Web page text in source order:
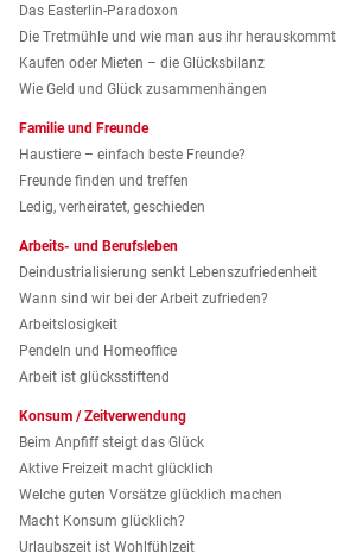
Das Easterlin-Paradoxon
Die Tretmühle und wie man aus ihr herauskommt
Kaufen oder Mieten – die Glücksbilanz
Wie Geld und Glück zusammenhängen
Familie und Freunde
Haustiere – einfach beste Freunde?
Freunde finden und treffen
Ledig, verheiratet, geschieden
Arbeits- und Berufsleben
Deindustrialisierung senkt Lebenszufriedenheit
Wann sind wir bei der Arbeit zufrieden?
Arbeitslosigkeit
Pendeln und Homeoffice
Arbeit ist glücksstiftend
Konsum / Zeitverwendung
Beim Anpfiff steigt das Glück
Aktive Freizeit macht glücklich
Welche guten Vorsätze glücklich machen
Macht Konsum glücklich?
Urlaubszeit ist Wohlfühlzeit